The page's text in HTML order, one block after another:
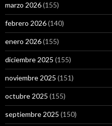
marzo 2026(155)
febrero 2026(140)
enero 2026(155)
diciembre 2025 (155)
noviembre 2025 (151)
octubre 2025 (155)
septiembre 2025 (150)